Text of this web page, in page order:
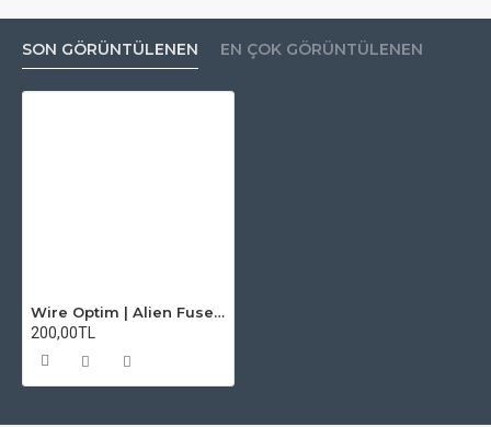
SON GÖRÜNTÜLENEN EN ÇOK GÖRÜNTÜLENEN
Wire Optim | Alien Fused Clapton - Ni80 | Dual: 0.17 Ohm / 6 Wrap
200,00TL